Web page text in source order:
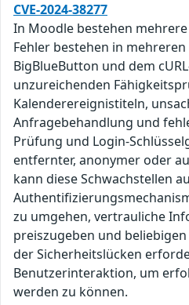
CVE-2024-38277
In Moodle bestehen
Fehler bestehen in
BigBlueButton und dem
unzureichenden
Kalenderereignistiteln,
Anfragebehandlung und
Prüfung und Login-
entfernter, anonymer oder
kann diese Schwachstellen
zu umgehen, vertrauliche
preiszugeben und
der Sicherheitslücken
Benutzerinteraktion, um
werden zu können.